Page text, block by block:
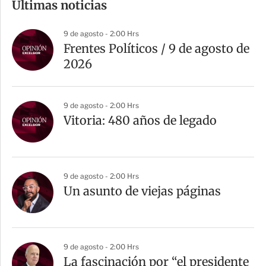
p
a
r
t
Últimas noticias
9 de agosto - 2:00 Hrs
Frentes Políticos / 9 de agosto de
2026
9 de agosto - 2:00 Hrs
Vitoria: 480 años de legado
9 de agosto - 2:00 Hrs
Un asunto de viejas páginas
9 de agosto - 2:00 Hrs
La fascinación por “el presidente